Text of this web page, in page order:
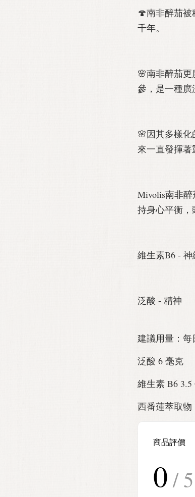
🍄南非醉茄
千年。
🌸南非醉茄
參，是一種廣
🌸因其多樣
來一直發揮著
Mivolis南非
持身心平衡，
維生素B6 - 神
泛酸 - 精神
建議用量：每
泛酸 6 毫克
維生素 B6 3.5
西番蓮萃取物
商品評價
0 / 5